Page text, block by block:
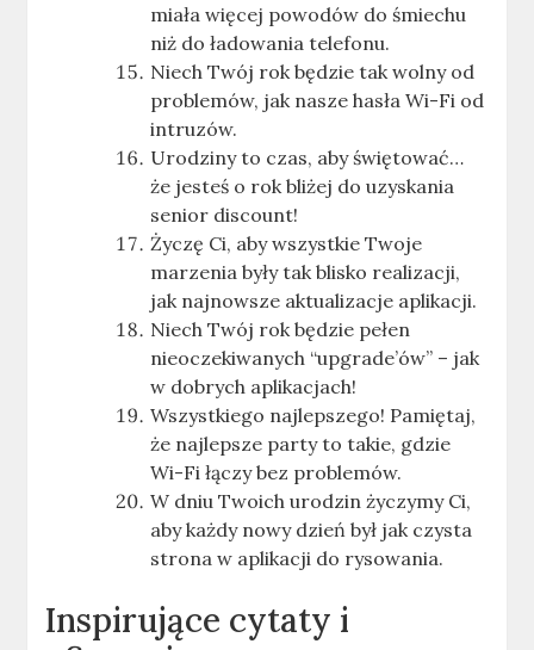
miała więcej powodów do śmiechu
niż do ładowania telefonu.
Niech Twój rok będzie tak wolny od
problemów, jak nasze hasła Wi-Fi od
intruzów.
Urodziny to czas, aby świętować…
że jesteś o rok bliżej do uzyskania
senior discount!
Życzę Ci, aby wszystkie Twoje
marzenia były tak blisko realizacji,
jak najnowsze aktualizacje aplikacji.
Niech Twój rok będzie pełen
nieoczekiwanych “upgrade’ów” – jak
w dobrych aplikacjach!
Wszystkiego najlepszego! Pamiętaj,
że najlepsze party to takie, gdzie
Wi-Fi łączy bez problemów.
W dniu Twoich urodzin życzymy Ci,
aby każdy nowy dzień był jak czysta
strona w aplikacji do rysowania.
Inspirujące cytaty i